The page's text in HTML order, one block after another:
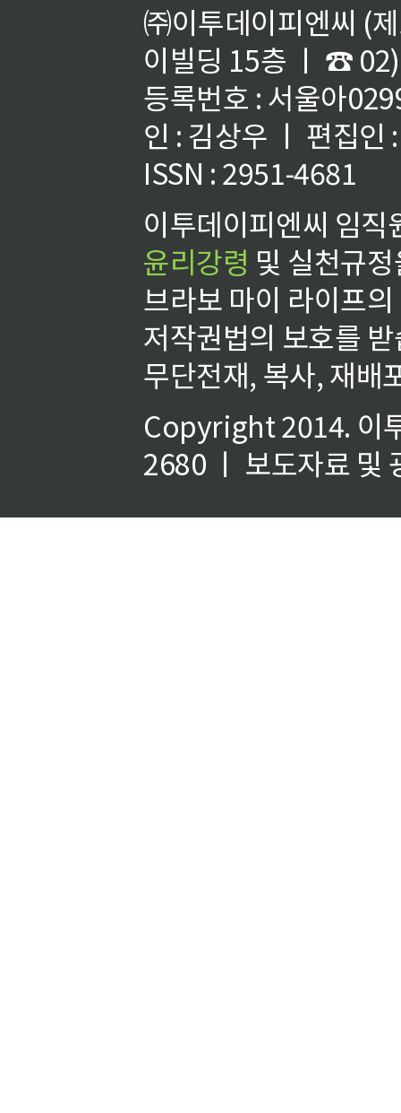
㈜이투데이피엔씨 (
이빌딩 15층 ㅣ ☎
등록번호 : 서울아
인 : 김상우 ㅣ 편집인
ISSN : 2951-4681
이투데이피엔씨 임
윤리강령 및 실천규
브라보 마이 라이프
저작권법의 보호를
무단전재, 복사, 재배
Copyright 2014. 이
2680 ㅣ 보도자료